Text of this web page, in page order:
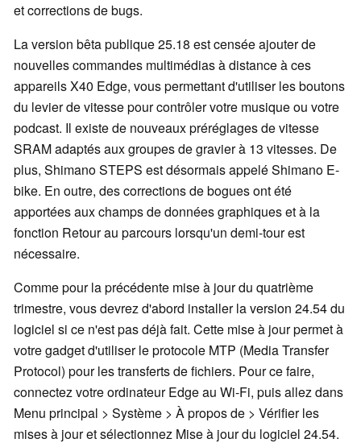
et corrections de bugs.
La version bêta publique 25.18 est censée ajouter de
nouvelles commandes multimédias à distance à ces
appareils X40 Edge, vous permettant d'utiliser les boutons
du levier de vitesse pour contrôler votre musique ou votre
podcast. Il existe de nouveaux préréglages de vitesse
SRAM adaptés aux groupes de gravier à 13 vitesses. De
plus, Shimano STEPS est désormais appelé Shimano E-
bike. En outre, des corrections de bogues ont été
apportées aux champs de données graphiques et à la
fonction Retour au parcours lorsqu'un demi-tour est
nécessaire.
Comme pour la précédente mise à jour du quatrième
trimestre, vous devrez d'abord installer la version 24.54 du
logiciel si ce n'est pas déjà fait. Cette mise à jour permet à
votre gadget d'utiliser le protocole MTP (Media Transfer
Protocol) pour les transferts de fichiers. Pour ce faire,
connectez votre ordinateur Edge au Wi-Fi, puis allez dans
Menu principal > Système > À propos de > Vérifier les
mises à jour et sélectionnez Mise à jour du logiciel 24.54.